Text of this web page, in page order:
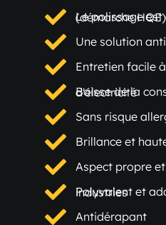
Le polissage est écologique (démarche HQE)
Une solution
Entretien facile
Baisse de la consommation d'électricité
Sans risque
Brillance et
Aspect propre
Polyvalent et adapté à toutes les industries
Antidérapant